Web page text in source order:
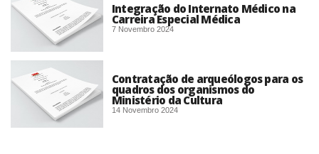
Integração do Internato Médico na
Carreira Especial Médica
7 Novembro 2024
Contratação de arqueólogos para os
quadros dos organismos do
Ministério da Cultura
14 Novembro 2024